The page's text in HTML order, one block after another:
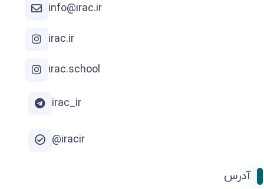
info@irac.ir
irac.ir
irac.school
irac_ir
iracir@
آدرس